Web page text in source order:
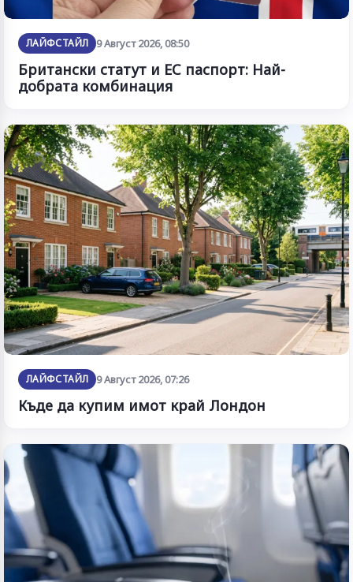
ЛАЙФСТАЙЛ 9 Август 2026, 08:50
Британски статут и ЕС паспорт: Най-
добрата комбинация
ЛАЙФСТАЙЛ 9 Август 2026, 07:26
Къде да купим имот край Лондон